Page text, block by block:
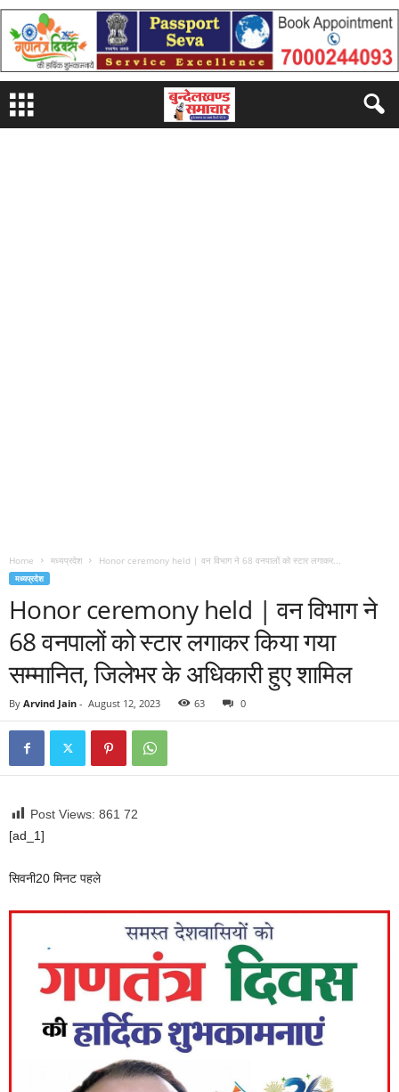
Home मध्यप्रदेश Honor ceremony held | वन विभाग ने 68 वनपालों को स्टार लगाकर...
मध्यप्रदेश
Honor ceremony held | वन विभाग ने
68 वनपालों को स्टार लगाकर किया गया
सम्मानित, जिलेभर के अधिकारी हुए शामिल
By Arvind Jain - August 12, 2023 63 0
Post Views: 861 72
[ad_1]
सिवनी20 मिनट पहले